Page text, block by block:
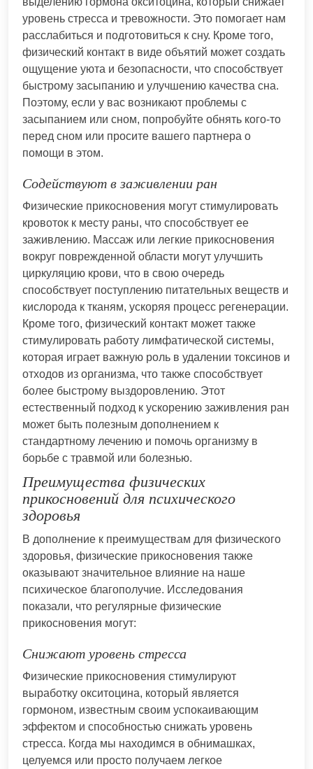
уровень стресса и тревожности. Это помогает нам
расслабиться и подготовиться к сну. Кроме того,
физический контакт в виде объятий может создать
ощущение уюта и безопасности, что способствует
быстрому засыпанию и улучшению качества сна.
Поэтому, если у вас возникают проблемы с
засыпанием или сном, попробуйте обнять кого-то
перед сном или просите вашего партнера о
помощи в этом.
Содействуют в заживлении ран
Физические прикосновения могут стимулировать
кровоток к месту раны, что способствует ее
заживлению. Массаж или легкие прикосновения
вокруг поврежденной области могут улучшить
циркуляцию крови, что в свою очередь
способствует поступлению питательных веществ и
кислорода к тканям, ускоряя процесс регенерации.
Кроме того, физический контакт может также
стимулировать работу лимфатической системы,
которая играет важную роль в удалении токсинов и
отходов из организма, что также способствует
более быстрому выздоровлению. Этот
естественный подход к ускорению заживления ран
может быть полезным дополнением к
стандартному лечению и помочь организму в
борьбе с травмой или болезнью.
Преимущества физических
прикосновений для психического
здоровья
В дополнение к преимуществам для физического
здоровья, физические прикосновения также
оказывают значительное влияние на наше
психическое благополучие. Исследования
показали, что регулярные физические
прикосновения могут:
Снижают уровень стресса
Физические прикосновения стимулируют
выработку окситоцина, который является
гормоном, известным своим успокаивающим
эффектом и способностью снижать уровень
стресса. Когда мы находимся в обнимашках,
целуемся или просто получаем легкое